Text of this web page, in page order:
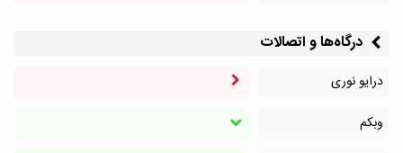
درگاه‌ها و اتصالات
درایو نوری
وبکم